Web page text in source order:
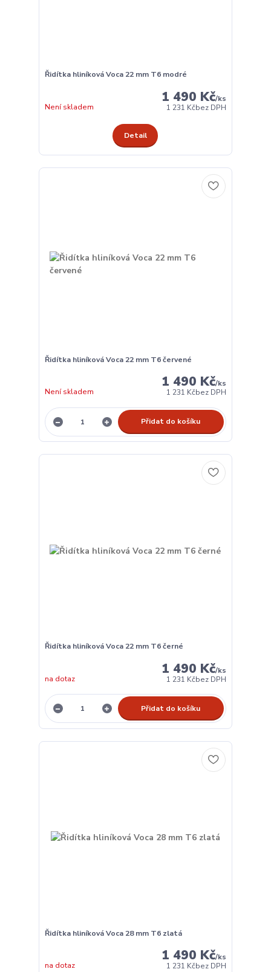
Řidítka hliníková Voca 22 mm T6 modré
1 490 Kč/ks
1 231 Kčbez DPH
Není skladem
Detail
Řidítka hliníková Voca 22 mm T6 červené
1 490 Kč/ks
1 231 Kčbez DPH
Není skladem
Přidat do košíku
Řidítka hliníková Voca 22 mm T6 černé
1 490 Kč/ks
1 231 Kčbez DPH
na dotaz
Přidat do košíku
Řidítka hliníková Voca 28 mm T6 zlatá
1 490 Kč/ks
1 231 Kčbez DPH
na dotaz